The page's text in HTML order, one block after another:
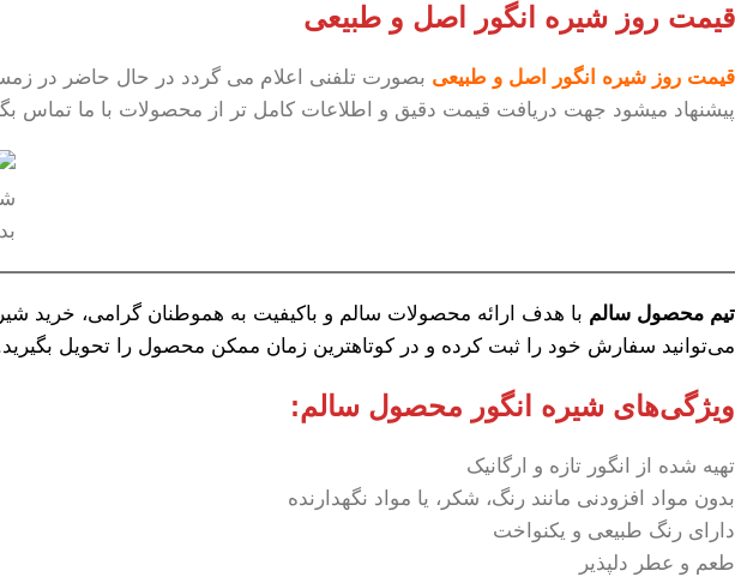
قیمت روز شیره انگور اصل و طبیعی
قیمت روز شیره انگور اصل و طبیعی بصورت تلفنی اعلام می گردد در حال حاضر در
پیشنهاد میشود جهت دریافت قیمت دقیق و اطلاعات کامل تر از محصولات با ما تماس
تیم محصول سالم با هدف ارائه محصولات سالم و باکیفیت به هموطنان گرامی، خرید
می‌توانید سفارش خود را ثبت کرده و در کوتاهترین زمان ممکن محصول را تحویل
ویژگی‌های شیره انگور محصول سالم:
تهیه شده از انگور تازه و ارگانیک
بدون مواد افزودنی مانند رنگ، شکر، یا مواد نگهدارنده
دارای رنگ طبیعی و یکنواخت
طعم و عطر دلپذیر